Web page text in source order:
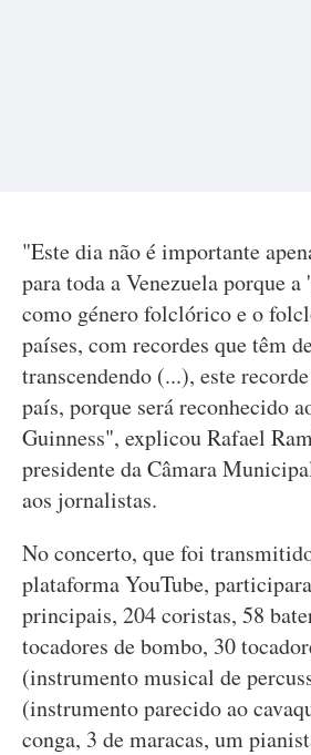
"Este dia não é importante
para toda a Venezuela porque
como género folclórico e o
países, com recordes que têm
transcendendo (...), este
país, porque será reconhecido
Guinness", explicou Rafael
presidente da Câmara
aos jornalistas.
No concerto, que foi
plataforma YouTube,
principais, 204 coristas, 58
tocadores de bombo, 30
(instrumento musical de
(instrumento parecido ao
conga, 3 de maracas, um